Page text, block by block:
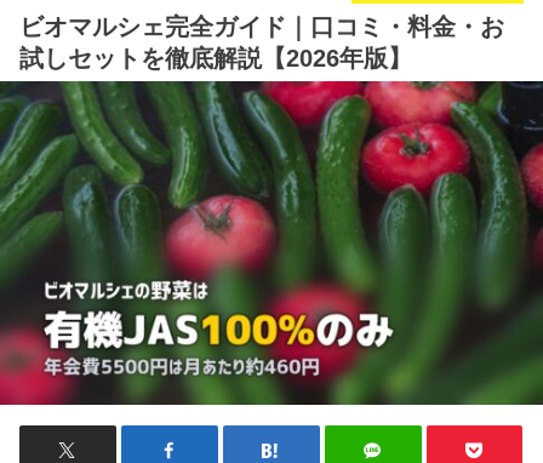
ビオマルシェ完全ガイド｜口コミ・料金・お
試しセットを徹底解説【2026年版】